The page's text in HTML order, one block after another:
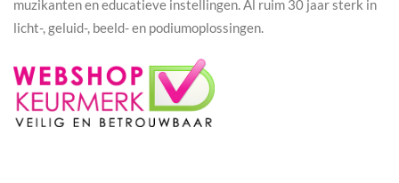
muzikanten en educatieve instellingen. Al ruim 30 jaar sterk in
licht-, geluid-, beeld- en podiumoplossingen.